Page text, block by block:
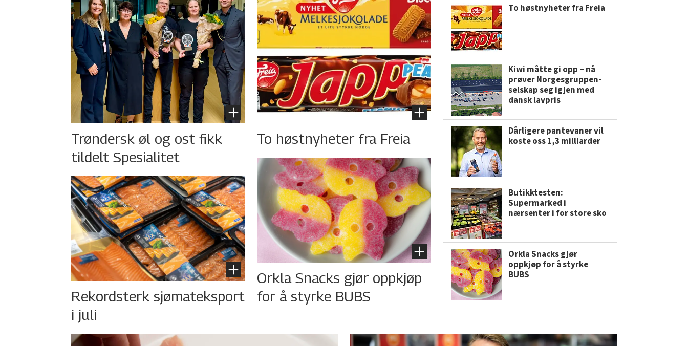
Trøndersk øl og ost fikk
tildelt Spesialitet
Rekordsterk sjømateksport
i juli
To høstnyheter fra Freia
Orkla Snacks gjør oppkjøp
for å styrke BUBS
To høstnyheter fra Freia
Kiwi måtte gi opp – nå
prøver Norgesgruppen-
selskap seg igjen med
dansk lavpris
Dårligere pantevaner vil
koste oss 1,3 milliarder
Butikktesten:
Supermarked i
nærsenter i for store sko
Orkla Snacks gjør
oppkjøp for å styrke
BUBS